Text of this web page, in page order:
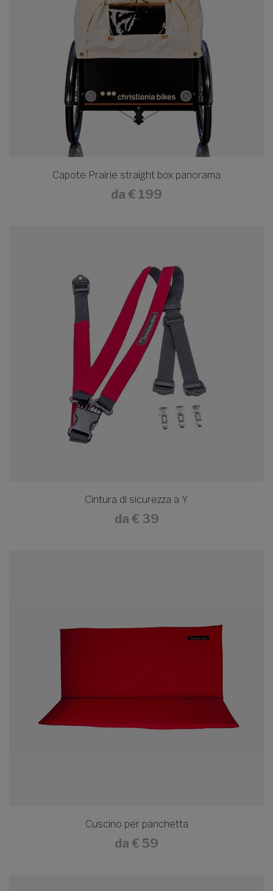
Capote Prairie straight box panorama
da € 199
Cintura di sicurezza a Y
da € 39
Cuscino per panchetta
da € 59